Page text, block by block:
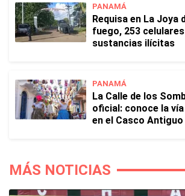
PANAMÁ
Requisa en La Joya
fuego, 253
sustancias ilícitas
PANAMÁ
La Calle de los
oficial: conoce la
en el Casco Antiguo
MÁS NOTICIAS